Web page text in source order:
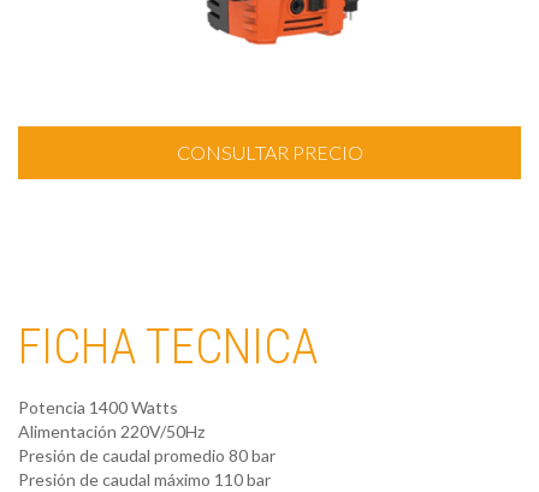
FICHA TECNICA
Potencia 1400 Watts
Alimentación 220V/50Hz
Presión de caudal promedio 80 bar
Presión de caudal máximo 110 bar